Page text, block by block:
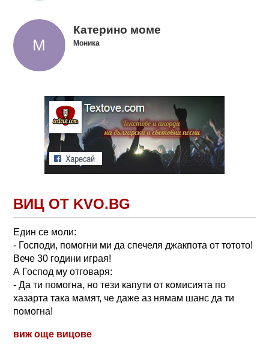
Катерино моме
Моника
ВИЦ ОТ KVO.BG
Един се моли:
- Господи, помогни ми да спечеля джакпота от тотото!
Вече 30 години играя!
А Господ му отговаря:
- Да ти помогна, но тези капути от комисията по
хазарта така мамят, че даже аз нямам шанс да ти
помогна!
виж още вицове